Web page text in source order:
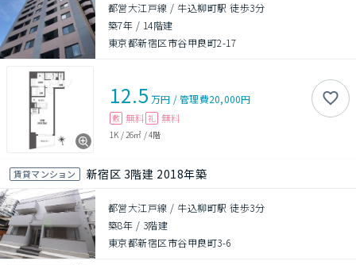
都営大江戸線 / 牛込柳町駅 徒歩3分
築7年 / 14階建
東京都新宿区市谷甲良町2-17
12.5 万円 /管理費20,000円
敷 無料 礼 無料
1K / 26㎡ /4階
賃貸マンション 新宿区 3階建 2018年築
都営大江戸線 / 牛込柳町駅 徒歩3分
築8年 / 3階建
東京都新宿区市谷甲良町3-6